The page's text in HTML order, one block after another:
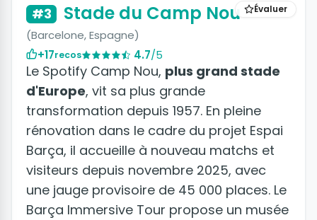
Évaluer
#3 Stade du Camp Nou
(Barcelone, Espagne)
+17recos 4.7/5
Le Spotify Camp Nou, plus grand stade
d'Europe, vit sa plus grande
transformation depuis 1957. En pleine
rénovation dans le cadre du projet Espai
Barça, il accueille à nouveau matchs et
visiteurs depuis novembre 2025, avec
une jauge provisoire de 45 000 places. Le
Barça Immersive Tour propose un musée